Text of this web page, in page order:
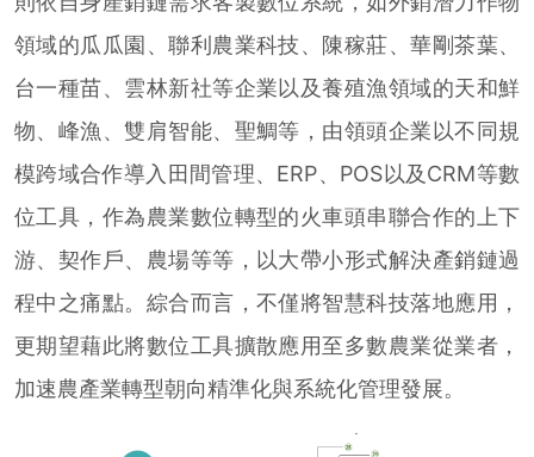
領域的瓜瓜園、聯利農業科技、陳稼莊、華剛茶葉、
台一種苗、雲林新社等企業以及養殖漁領域的天和鮮
物、峰漁、雙肩智能、聖鯛等，由領頭企業以不同規
模跨域合作導入田間管理、ERP、POS以及CRM等數
位工具，作為農業數位轉型的火車頭串聯合作的上下
游、契作戶、農場等等，以大帶小形式解決產銷鏈過
程中之痛點。綜合而言，不僅將智慧科技落地應用，
更期望藉此將數位工具擴散應用至多數農業從業者，
加速農產業轉型朝向精準化與系統化管理發展。